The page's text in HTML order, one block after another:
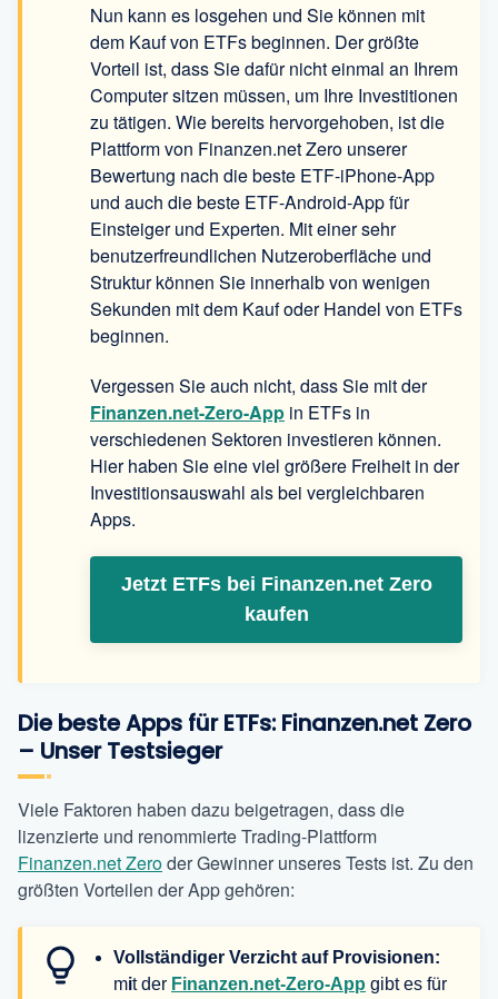
Nun kann es losgehen und Sie können mit
dem Kauf von ETFs beginnen. Der größte
Vorteil ist, dass Sie dafür nicht einmal an Ihrem
Computer sitzen müssen, um Ihre Investitionen
zu tätigen. Wie bereits hervorgehoben, ist die
Plattform von Finanzen.net Zero unserer
Bewertung nach die beste ETF-iPhone-App
und auch die beste ETF-Android-App für
Einsteiger und Experten. Mit einer sehr
benutzerfreundlichen Nutzeroberfläche und
Struktur können Sie innerhalb von wenigen
Sekunden mit dem Kauf oder Handel von ETFs
beginnen.
Vergessen Sie auch nicht, dass Sie mit der
Finanzen.net-Zero-App in ETFs in
verschiedenen Sektoren investieren können.
Hier haben Sie eine viel größere Freiheit in der
Investitionsauswahl als bei vergleichbaren
Apps.
Jetzt ETFs bei Finanzen.net Zero
kaufen
Die beste Apps für ETFs: Finanzen.net Zero
– Unser Testsieger
Viele Faktoren haben dazu beigetragen, dass die
lizenzierte und renommierte Trading-Plattform
Finanzen.net Zeroder Gewinner unseres Tests ist. Zu den
größten Vorteilen der App gehören:
Vollständiger Verzicht auf Provisionen:
mit der Finanzen.net-Zero-App gibt es für